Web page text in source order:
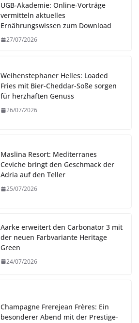
UGB-Akademie: Online-Vorträge
vermitteln aktuelles
Ernährungswissen zum Download
27/07/2026
Weihenstephaner Helles: Loaded
Fries mit Bier-Cheddar-Soße sorgen
für herzhaften Genuss
26/07/2026
Maslina Resort: Mediterranes
Ceviche bringt den Geschmack der
Adria auf den Teller
25/07/2026
Aarke erweitert den Carbonator 3 mit
der neuen Farbvariante Heritage
Green
24/07/2026
Champagne Frerejean Frères: Ein
besonderer Abend mit der Prestige-